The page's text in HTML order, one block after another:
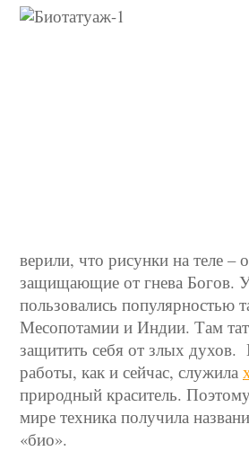
верили, что рисунки на теле –
защищающие от гнева Богов.
пользовались популярностью
Месопотамии и Индии. Там
защитить себя от злых духов.
работы, как и сейчас, служила
природный краситель.
мире техника получила
«био».